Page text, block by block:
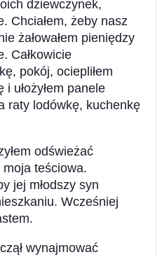
dziewczynek,
Chciałem, żeby nasz
żałowałem pieniędzy
Całkowicie
pokój, ociepliłem
i ułożyłem panele
raty lodówkę, kuchenkę
odświeżać
moja teściowa.
jej młodszy syn
Wcześniej
wynajmować